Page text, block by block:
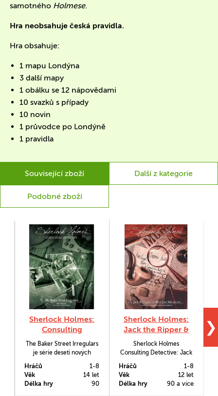
samotného Holmese.
Hra neobsahuje česká pravidla.
Hra obsahuje:
1 mapu Londýna
3 další mapy
1 obálku se 12 nápovědami
10 svazků s případy
10 novin
1 průvodce po Londýně
1 pravidla
Související zboží Další z kategorie
Podobné zboží
Sherlock Holmes:
Consulting
Detective - The
Baker Street
The Baker Street Irregulars
je série deseti nových
kooperativní detektivní hry
Sherlock Holmes -
Consulting Detective.
Hráčů
1-8
Věk
14 let
Délka hry
90
Sherlock Holmes:
Jack the Ripper &
West End
Adventures
Sherlock Holmes
Consulting Detective: Jack
Adventures vám přinese 10
tajemných případů z
viktoriánského Londýna k
Hráčů
1-8
Věk
12 let
Délka hry
90 a více
❯